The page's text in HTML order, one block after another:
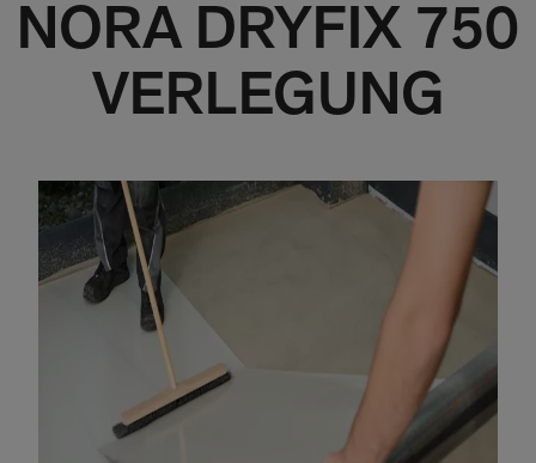
NORA DRYFIX 750
VERLEGUNG